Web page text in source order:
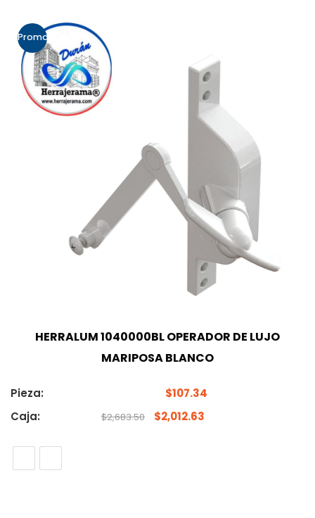
Promo!
HERRALUM 1040000BL OPERADOR DE LUJO
MARIPOSA BLANCO
Pieza: $107.34
Caja:
$2,683.50 $2,012.63